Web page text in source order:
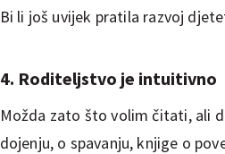
Bi li još uvijek pratila razvoj
4. Roditeljstvo je intuitivno
Možda zato što volim čitati, ali
dojenju, o spavanju, knjige o